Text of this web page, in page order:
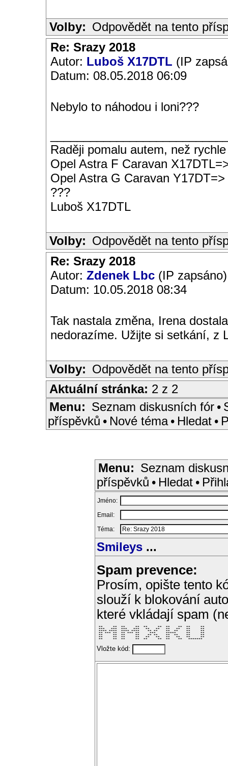
Volby: Odpovědět na tento
Re: Srazy 2018
Autor: Luboš X17DTL (IP
Datum: 08.05.2018 06:09
Nebylo to náhodou i loni???
Raději pomalu autem, než
Opel Astra F Caravan
Opel Astra G Caravan Y17DT=>
???
Luboš X17DTL
Volby: Odpovědět na tento
Re: Srazy 2018
Autor: Zdenek Lbc (IP zapsáno)
Datum: 10.05.2018 08:34
Tak nastala změna, Irena
nedorazíme. Užijte si setkání, z
Volby: Odpovědět na tento
Aktuální stránka: 2 z 2
Menu: Seznam diskusních fór •
příspěvků • Nové téma • Hledat •
Menu: Seznam
příspěvků • Hledat •
Jméno:
Email:
Téma:
Smileys ...
Spam prevence:
Prosím, opište tento
slouží k blokování
které vkládají spam
**     **  **     **  **     **  **    **  **     **
***   ***  ***   ***   **   **   **   **   **     **
**** ****  **** ****    ** **    **  **    **     **
** *** **  ** *** **     ***     *****     **     **
**     **  **     **    ** **    **  **    **     **
**     **  **     **   **   **   **   **   **     **
**     **  **     **  **     **  **    **   *******
Vložte kód: